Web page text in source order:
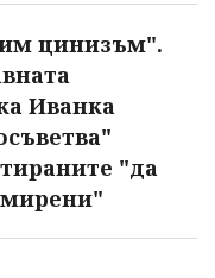
цинизъм".
Иванка
"да